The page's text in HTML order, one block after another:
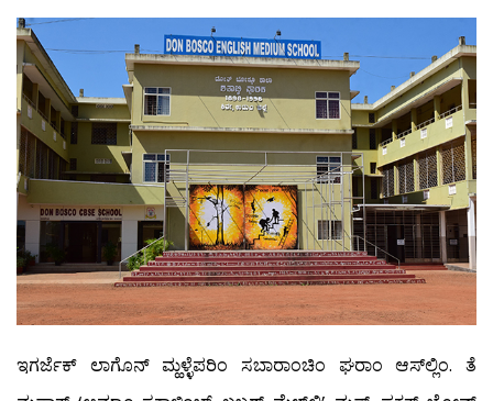
ಇಗರ್ಜೆಕ್ ಲಾಗೊನ್ ಮ್ಹಳ್ಳೆಪರಿಂ ಸಬಾರಾಂಚಿಂ ಘರಾಂ ಆಸ್‍ಲ್ಲಿಂ. ತೆ